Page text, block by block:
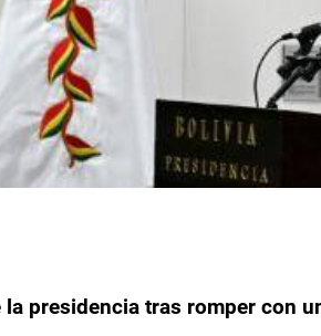
presidencia tras romper con